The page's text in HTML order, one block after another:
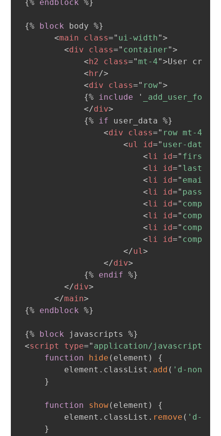
{% endblock %}
{% block body %}
<main class=" ui-width">
<div class=" container">
<h2 class=" mt-4">User
<hr/>
<div class=" row">
{%
include '
</div>
{%
if user_data %}
<div class=" row mt-4
<ul id=" user-data
<li id=" first-
<li id=" last-
<li id=" email
<li id="
<li id="
<li id="
<li id="
<li id="
</ul>
</div>
{% endif
%}
</div>
</main>
{% endblock %}
{% block javascripts %}
<script type=" application/javascript
function
hide ( element )
{
        element
. classList . add ( 'd-none'
}
function show( element )
{
        element
. classList . remove ( 'd-
}